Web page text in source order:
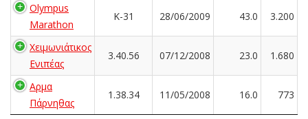
Olympus
Marathon
K-31 28/06/2009 43.0 3.200
Χειμωνιάτικος
Ενιπέας
3.40.56 07/12/2008 23.0 1.680
Αρμα
Πάρνηθας
1.38.34 11/05/2008 16.0 773